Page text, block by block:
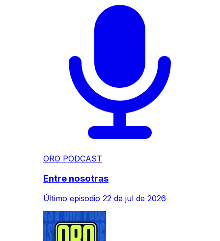
ORO PODCAST
Entre nosotras
Último episodio 22 de jul de 2026